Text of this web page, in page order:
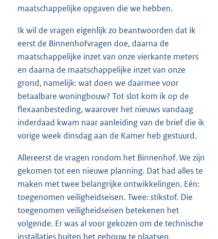
maatschappelijke opgaven die we hebben.
Ik wil de vragen eigenlijk zo beantwoorden dat ik
eerst de Binnenhofvragen doe, daarna de
maatschappelijke inzet van onze vierkante meters
en daarna de maatschappelijke inzet van onze
grond, namelijk: wat doen we daarmee voor
betaalbare woningbouw? Tot slot kom ik op de
flexaanbesteding, waarover het nieuws vandaag
inderdaad kwam naar aanleiding van de brief die ik
vorige week dinsdag aan de Kamer heb gestuurd.
Allereerst de vragen rondom het Binnenhof. We zijn
gekomen tot een nieuwe planning. Dat had alles te
maken met twee belangrijke ontwikkelingen. Eén:
toegenomen veiligheidseisen. Twee: stikstof. Die
toegenomen veiligheidseisen betekenen het
volgende. Er was al voor gekozen om de technische
installaties buiten het gebouw te plaatsen,